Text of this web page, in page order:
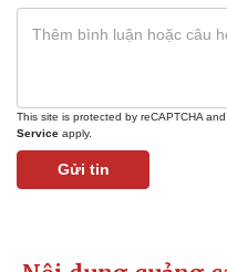
This site is protected by reCAPTCHA
Service apply.
Gửi tin